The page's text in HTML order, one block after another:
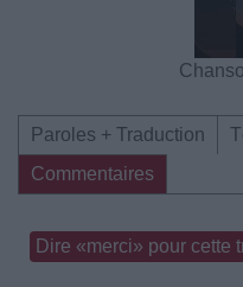
Paroles + Traduction
Commentaires
Dire «merci» pour cette